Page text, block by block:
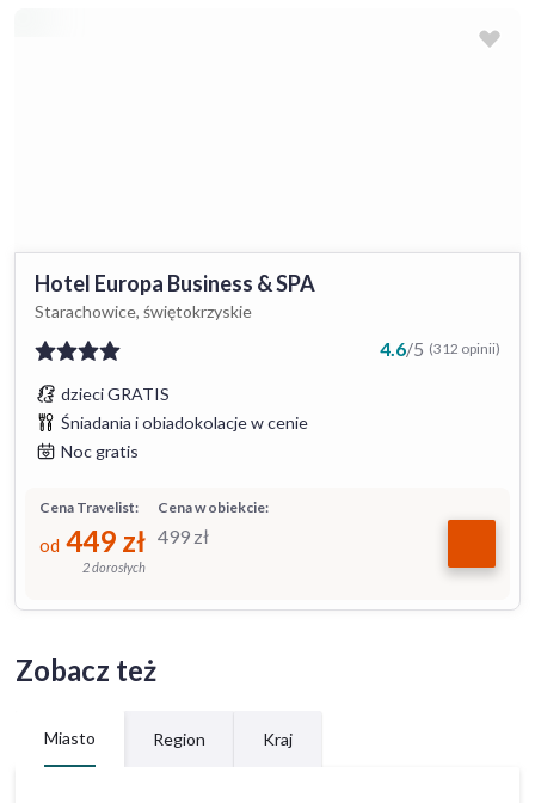
Hotel Europa Business & SPA
Starachowice, świętokrzyskie
4.6/5 (312 opinii)
dzieci GRATIS
Śniadania i obiadokolacje w cenie
Noc gratis
Cena w obiekcie:
499 zł
Cena Travelist:
od 449 zł
2 dorosłych
Zobacz też
Miasto Region Kraj